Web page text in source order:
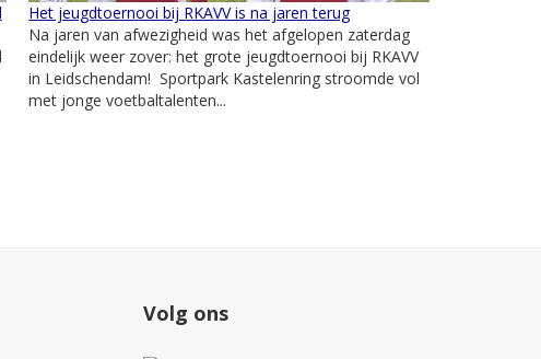
Het jeugdtoernooi bij RKAVV is na jaren terug
Na jaren van afwezigheid was het afgelopen zaterdag
eindelijk weer zover: het grote jeugdtoernooi bij RKAVV
in Leidschendam! Sportpark Kastelenring stroomde vol
met jonge voetbaltalenten...
Volg ons